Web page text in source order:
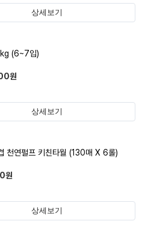
상세보기
(6~7입)
원
상세보기
천연펄프 키친타월 (130매 X 6롤)
원
상세보기